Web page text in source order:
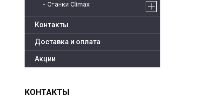
Станки Climax
Контакты
Доставка и оплата
Акции
КОНТАКТЫ